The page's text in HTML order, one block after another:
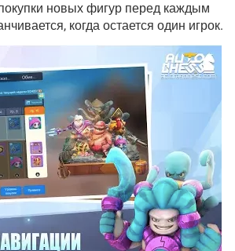
новых фигур перед каждым
когда остается один игрок.